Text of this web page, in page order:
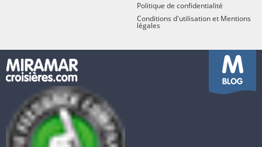
Politique de confidentialité
Conditions d'utilisation et Mentions
légales